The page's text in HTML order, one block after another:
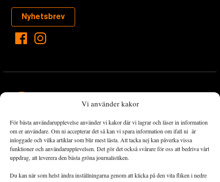
Vi använder kakor
För bästa användarupplevelse använder vi kakor där vi lagrar och läser in information
om er användare. Om ni accepterar det så kan vi spara information om ifall ni är
inloggade och vilka artiklar som blir mest lästa. Att tacka nej kan påverka vissa
funktioner och användarupplevelsen. Det gör det också svårare för oss att bedriva vårt
uppdrag, att leverera den bästa gröna journalistiken.
Du kan när som helst ändra inställningarna genom att klicka på den vita fliken i nedre
Nyhetsbrev
Landets Fria Tidning är en nyhetstidning med bred bevakning av
det viktigaste som händer lokalt och globalt och med fokus på
omställningsrörelsen. En omställning till ett hållbart samhälle går
både via starka och lika rättigheter för alla människor, minskade
ekonomiska och sociala klyftor, samt utrymme för allt levande att